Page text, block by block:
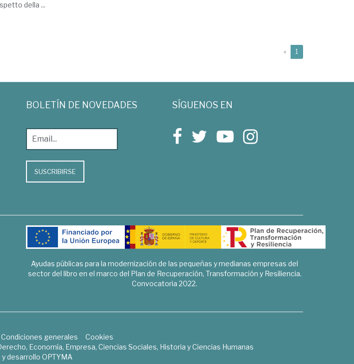
della ...
« 1
BOLETÍN DE NOVEDADES
SUSCRIBIRSE
SÍGUENOS EN
Ayudas públicas para la modernización de las pequeñas y medianas empresas del
sector del libro en el marco del Plan de Recuperación, Transformación y Resiliencia.
Convocatoria 2022.
Condiciones generales
Cookies
Economía, Empresa, Ciencias Sociales, Historia y Ciencias Humanas
y desarrollo OPTYMA